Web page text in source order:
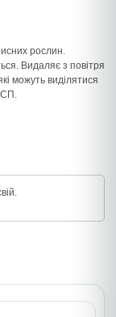
рослин.
Видаляє з повітря
можуть виділятися